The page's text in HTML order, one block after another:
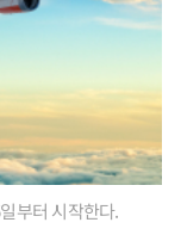
부터 시작한다.